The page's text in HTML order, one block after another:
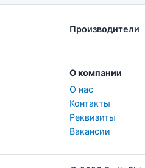
Производители
О компании
О нас
Контакты
Реквизиты
Вакансии